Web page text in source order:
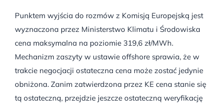
Punktem wyjścia do rozmów z Komisją Europejską jest
wyznaczona przez Ministerstwo Klimatu i Środowiska
cena maksymalna na poziomie 319,6 zł/MWh.
Mechanizm zaszyty w ustawie offshore sprawia, że w
trakcie negocjacji ostateczna cena może zostać jedynie
obniżona. Zanim zatwierdzona przez KE cena stanie się
tą ostateczną, przejdzie jeszcze ostateczną weryfikację